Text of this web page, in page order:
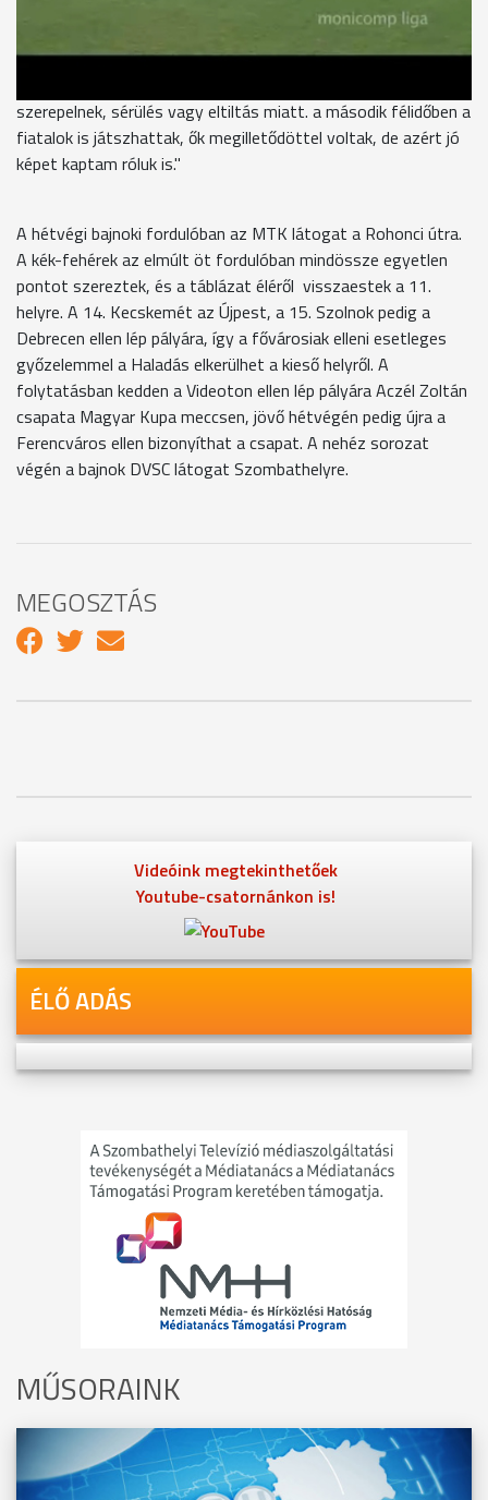
- vezetőedző, Szombathelyi Haladás
"Mindenféleképpen hasznos volt a tegnapi mérkőzés,
szerepelnek, sérülés vagy eltiltás miatt. a második félidőben a
fiatalok is játszhattak, ők megilletődöttel voltak, de azért jó
képet kaptam róluk is."
A hétvégi bajnoki fordulóban az MTK látogat a Rohonci útra.
A kék-fehérek az elmúlt öt fordulóban mindössze egyetlen
pontot szereztek, és a táblázat éléről visszaestek a 11.
helyre. A 14. Kecskemét az Újpest, a 15. Szolnok pedig a
Debrecen ellen lép pályára, így a fővárosiak elleni esetleges
győzelemmel a Haladás elkerülhet a kieső helyről. A
folytatásban kedden a Videoton ellen lép pályára Aczél Zoltán
csapata Magyar Kupa meccsen, jövő hétvégén pedig újra a
Ferencváros ellen bizonyíthat a csapat. A nehéz sorozat
végén a bajnok DVSC látogat Szombathelyre.
MEGOSZTÁS
Videóink megtekinthetőek
Youtube-csatornánkon is!
ÉLŐ ADÁS
MŰSORAINK